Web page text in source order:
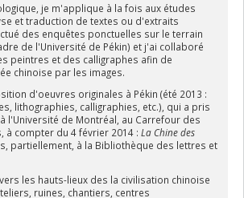
je m'applique à la fois aux études
et traduction de textes ou d'extraits
des enquêtes ponctuelles sur le terrain
de l'Université de Pékin) et j'ai collaboré
peintres et des calligraphes afin de
chinoise par les images.
d'oeuvres originales à Pékin (été 2013 :
lithographies, calligraphies, etc.), qui a pris
l'Université de Montréal, au Carrefour des
à compter du 4 février 2014 : La Chine des
partiellement, à la Bibliothèque des lettres et
les hauts-lieux des la civilisation chinoise
ruines, chantiers, centres